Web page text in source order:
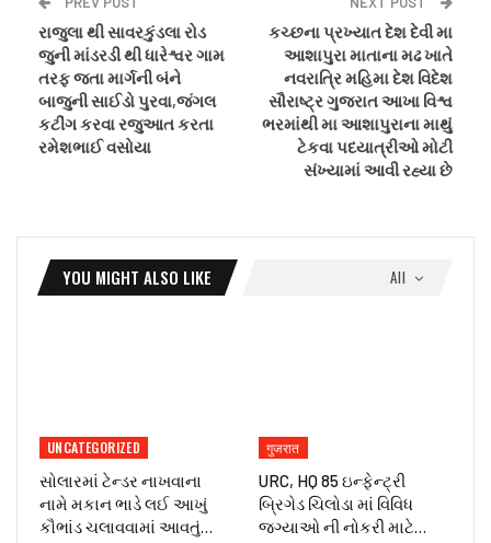
રાજુલા થી સાવરકુંડલા રોડ
જુની માંડરડી થી ધારેશ્વર ગામ
તરફ જતા માર્ગની બંને
બાજુની સાઈડો પુરવા,જંગલ
કટીંગ કરવા રજુઆત કરતા
રમેશભાઈ વસોયા
કચ્છના પ્રખ્યાત દેશ દેવી મા
આશાપુરા માતાના મઢ ખાતે
નવરાત્રિ મહિમા દેશ વિદેશ
સૌરાષ્ટ્ર ગુજરાત આખા વિશ્વ
ભરમાંથી મા આશાપુરાના માથું
ટેકવા પદયાત્રીઓ મોટી
સંખ્યામાં આવી રહ્યા છે
All
YOU MIGHT ALSO LIKE
UNCATEGORIZED
સોલારમાં ટેન્ડર નાખવાના
નામે મકાન ભાડે લઈ આખું
કૌભાંડ ચલાવવામાં આવતું…
गुजरात
URC, HQ 85 ઇન્ફેન્ટ્રી
બ્રિગેડ ચિલોડા માં વિવિધ
જગ્યાઓ ની નોકરી માટે…